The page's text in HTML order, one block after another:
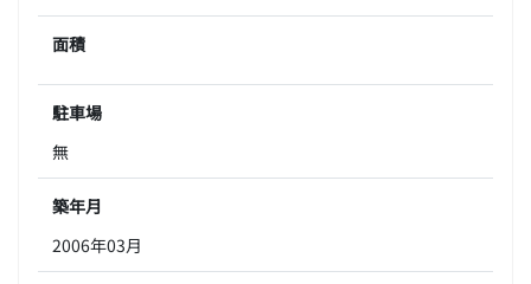
面積
駐車場
無
築年月
2006年03月